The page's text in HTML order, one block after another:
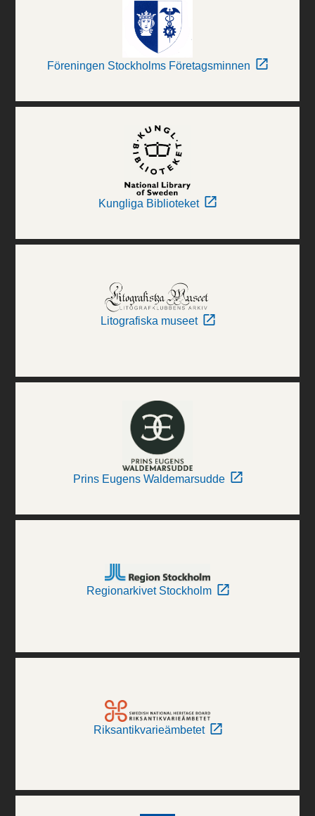
Föreningen Stockholms Företagsminnen
Kungliga Biblioteket
Litografiska museet
Prins Eugens Waldemarsudde
Regionarkivet Stockholm
Riksantikvarieämbetet